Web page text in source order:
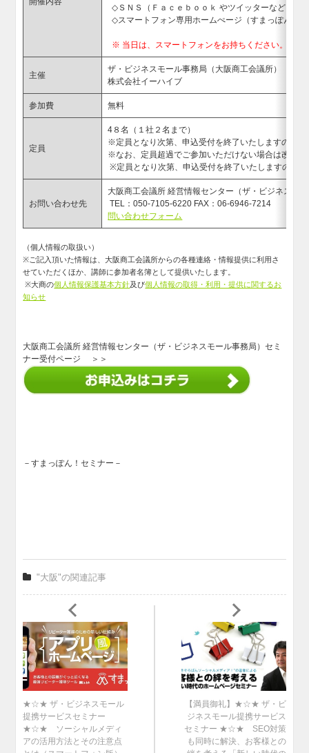
◇ＳＮＳ（Ｆａｃｅｂｏｏｋ やツイッターなど）集
◇スマートフォン専用ホームぺージ（すまっぽん！
※ 当日は、スマートフォンをお持ちください。
主催
ザ・ビジネスモール事務局（大阪商工会議所）
株式会社イーハイブ
参加費 無料
定員
4８名（１社２名まで）
※定員となり次第、申込受付を終了いたしますので
※なお、定員超過でご参加いただけない場合は改め
※定員となり次第、申込受付を終了いたしますので
お問い合わせ先
大阪商工会議所 経営情報センター（ザ・ビジネスモ
TEL：050-7105-6220 FAX：06-6946-7214
問い合わせフォーム
（個人情報の取扱い）
※ご記入頂いた情報は、大阪商工会議所からの各種連絡・情報提供に利用さ
せていただくほか、講師に参加者名簿として提供いたします。
※大商の個人情報保護基本方針及び個人情報の取得・利用・提供に関するお
知らせ
大阪商工会議所 経営情報センター（ザ・ビジネスモール事務局）セミ
ナー受付ページ ＞＞
－すまっぽん！セミナー－
"大阪"の関連記事
★☆★ ザ・ビジネスモール
提携サービスセミナー
★☆★ ソーシャルメディ
アの活用方法とその注意点
【満員御礼】★☆★ ザ・ビ
ジネスモール提携サービス
セミナー ★☆★ SEO対策
も同時に解決、お客様との